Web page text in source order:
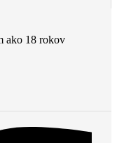
ako 18 rokov